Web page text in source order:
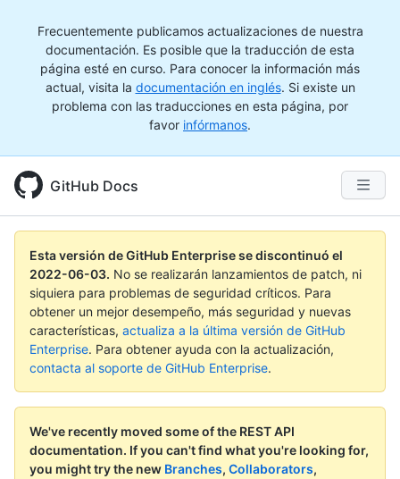
Frecuentemente publicamos actualizaciones de nuestra
documentación. Es posible que la traducción de esta
página esté en curso. Para conocer la información más
actual, visita la documentación en inglés. Si existe un
problema con las traducciones en esta página, por
favor infórmanos.
GitHub Docs
Esta versión de GitHub Enterprise se discontinuó el
2022-06-03. No se realizarán lanzamientos de patch, ni
siquiera para problemas de seguridad críticos. Para
obtener un mejor desempeño, más seguridad y nuevas
características, actualiza a la última versión de GitHub
Enterprise. Para obtener ayuda con la actualización,
contacta al soporte de GitHub Enterprise.
We've recently moved some of the REST API
documentation. If you can't find what you're looking for,
you might try the new Branches, Collaborators,